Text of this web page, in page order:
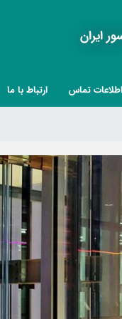
ایران
اطلاعات تماس ارتباط با ما